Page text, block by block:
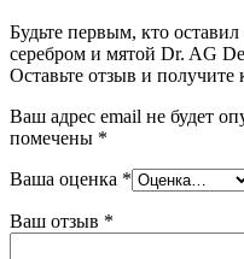
Будьте первым, кто
серебром и мятой Dr. AG
Оставьте отзыв и получите
Ваш адрес email не будет
помечены *
Ваша оценка *
Ваш отзыв *